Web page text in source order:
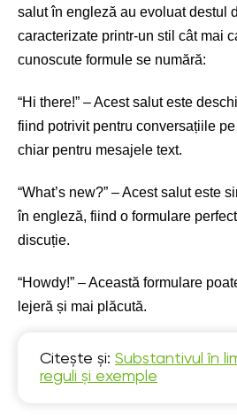
salut în engleză au evoluat destul
caracterizate printr-un stil cât mai
cunoscute formule se numără:
“Hi there!” – Acest salut este
fiind potrivit pentru conversațiile
chiar pentru mesajele text.
“What’s new?” – Acest salut este
în engleză, fiind o formulare
discuție.
“Howdy!” – Această formulare
lejeră și mai plăcută.
Citește și: Substantivul în
reguli și exemple